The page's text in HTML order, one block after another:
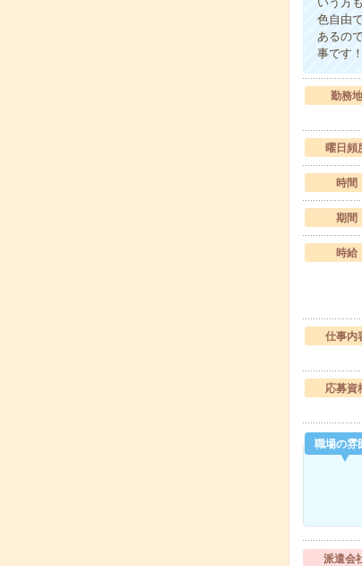
色自由
あるの
事です！
勤務地
曜日頻
時間
期間
時給
仕事内
応募資
職場の雰
派遣会